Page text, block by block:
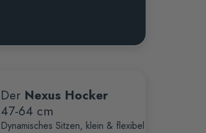
Der Nexus Hocker
47-64 cm
Dynamisches Sitzen, klein & flexibel